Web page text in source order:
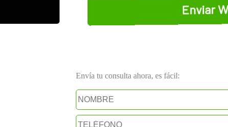
Enviar
Envía tu consulta ahora, es fácil: